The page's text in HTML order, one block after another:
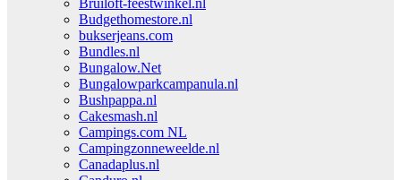
Bruiloft-feestwinkel.nl
Budgethomestore.nl
bukserjeans.com
Bundles.nl
Bungalow.Net
Bungalowparkcampanula.nl
Bushpappa.nl
Cakesmash.nl
Campings.com NL
Campingzonneweelde.nl
Canadaplus.nl